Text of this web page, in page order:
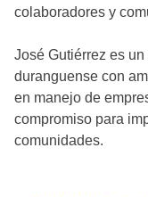
colaboradores y
José Gutiérrez es
duranguense con
en manejo de
compromiso para
comunidades.